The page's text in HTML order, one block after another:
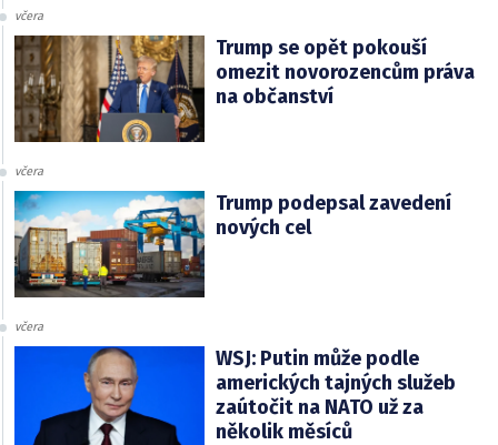
včera
Trump se opět pokouší
omezit novorozencům práva
na občanství
včera
Trump podepsal zavedení
nových cel
včera
WSJ: Putin může podle
amerických tajných služeb
zaútočit na NATO už za
několik měsíců